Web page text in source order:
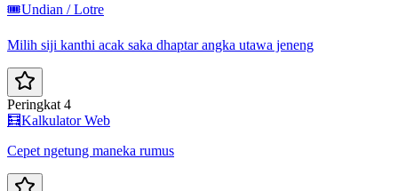
🎟️Undian / Lotre
Milih siji kanthi acak saka dhaptar angka utawa jeneng
Peringkat 4
🧮Kalkulator Web
Cepet ngetung maneka rumus